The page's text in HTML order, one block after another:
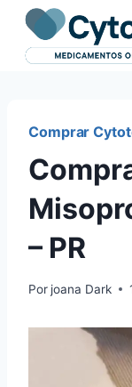
Pular
para
Comprar
– PR
Por joana Dark